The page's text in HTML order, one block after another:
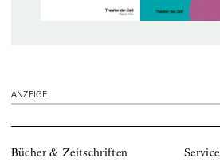
ANZEIGE
Bücher & Zeitschriften Service